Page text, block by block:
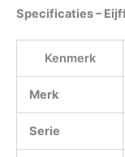
Specificaties –
Kenmerk
Merk
Serie